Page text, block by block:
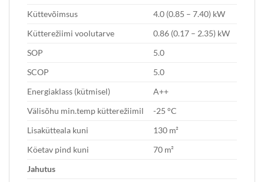
Küttevõimsus
4.0 (0.85 – 7.40) kW
Kütterežiimi voolutarve
0.86 (0.17 – 2.35) kW
SOP
5.0
SCOP
5.0
Energiaklass (kütmisel)
A++
Välisõhu min.temp kütterežiimil
-25 °C
Lisakütteala kuni
130 m²
Köetav pind kuni
70 m²
Jahutus